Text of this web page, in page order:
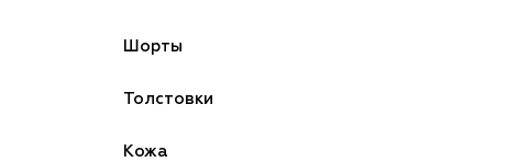
Шорты
Толстовки
Кожа